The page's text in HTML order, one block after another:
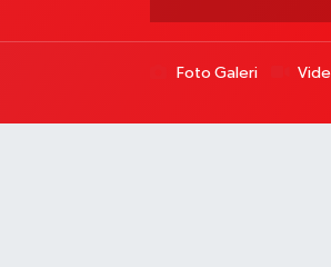
Foto Galeri